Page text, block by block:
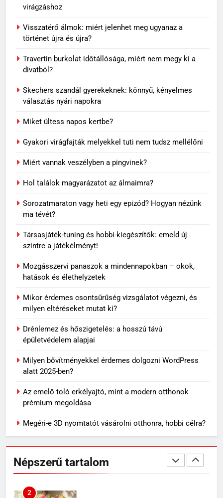
virágzáshoz
Visszatérő álmok: miért jelenhet meg ugyanaz a
történet újra és újra?
Travertin burkolat időtállósága, miért nem megy ki a
divatból?
Skechers szandál gyerekeknek: könnyű, kényelmes
választás nyári napokra
Miket ültess napos kertbe?
Gyakori virágfajták melyekkel tuti nem tudsz mellélőni
Miért vannak veszélyben a pingvinek?
Hol találok magyarázatot az álmaimra?
Sorozatmaraton vagy heti egy epizód? Hogyan nézünk
ma tévét?
Társasjáték-tuning és hobbi-kiegészítők: emeld új
szintre a játékélményt!
Mozgásszervi panaszok a mindennapokban – okok,
hatások és élethelyzetek
Mikor érdemes csontsűrűség vizsgálatot végezni, és
milyen eltéréseket mutat ki?
Drénlemez és hőszigetelés: a hosszú távú
épületvédelem alapjai
Milyen bővítményekkel érdemes dolgozni WordPress
alatt 2025-ben?
Az emelő toló erkélyajtó, mint a modern otthonok
prémium megoldása
Megéri-e 3D nyomtatót vásárolni otthonra, hobbi célra?
Népszerű tartalom
5
válassz helyet a látványos
virágzáshoz
OTTHON
Visszatérő álmok: miért jelenhet
újra?
MINDENNAPOK
7
Travertin burkolat időtállósága,
OTTHON
8
könnyű, kényelmes választás
nyári napokra
VÁSÁRLÁS
1
MINDENNAPOK
2